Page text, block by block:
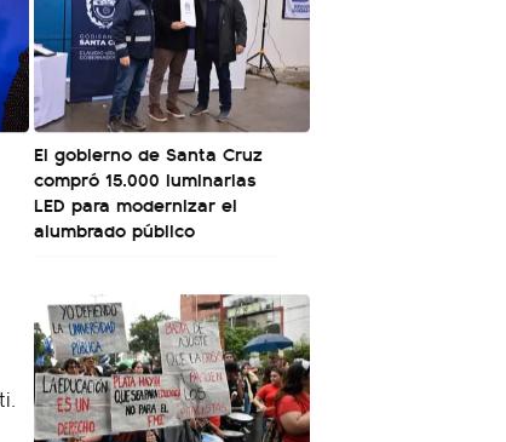
El gobierno de Santa Cruz
compró 15.000 luminarias
LED para modernizar el
alumbrado público